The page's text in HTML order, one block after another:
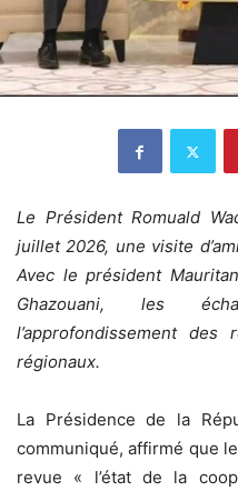
Le Président Romuald
juillet 2026, une visite
Avec le président
Ghazouani, les
l’approfondissement
régionaux.
La Présidence de la
communiqué, affirmé que
revue « l’état de la